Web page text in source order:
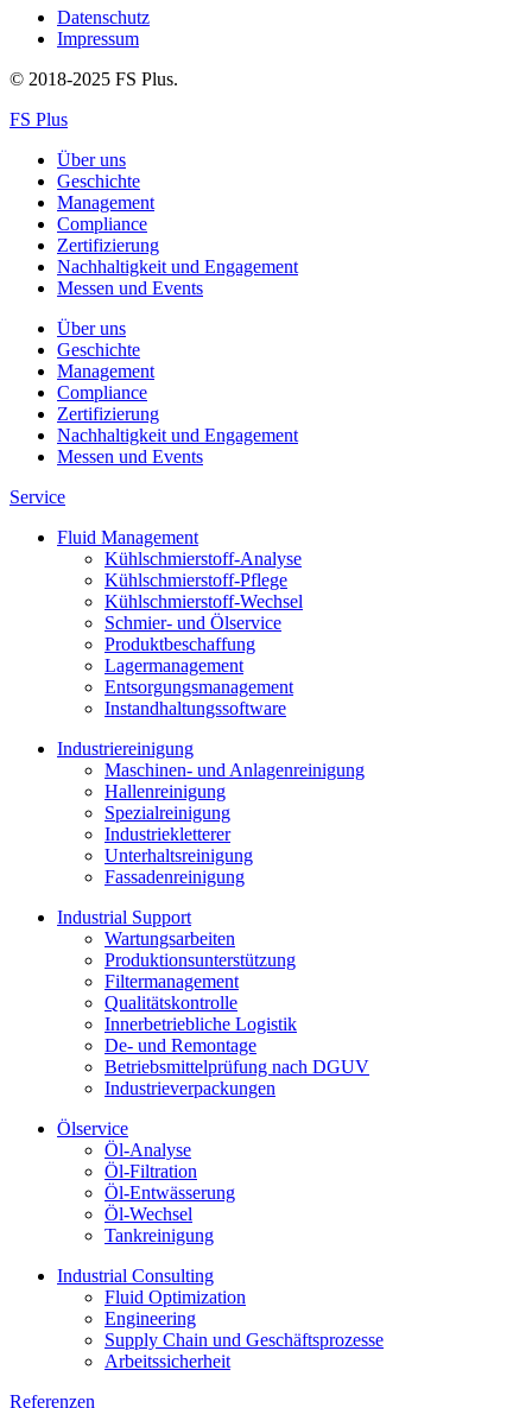
Datenschutz
Impressum
© 2018-2025 FS Plus.
FS Plus
Über uns
Geschichte
Management
Compliance
Zertifizierung
Nachhaltigkeit und Engagement
Messen und Events
Über uns
Geschichte
Management
Compliance
Zertifizierung
Nachhaltigkeit und Engagement
Messen und Events
Service
Fluid Management
Kühlschmierstoff-Analyse
Kühlschmierstoff-Pflege
Kühlschmierstoff-Wechsel
Schmier- und Ölservice
Produktbeschaffung
Lagermanagement
Entsorgungs­management
Instandhaltungs­software
Industriereinigung
Maschinen- und Anlagenreinigung
Hallenreinigung
Spezialreinigung
Industriekletterer
Unterhaltsreinigung
Fassadenreinigung
Industrial Support
Wartungsarbeiten
Produktions­unterstützung
Filtermanagement
Qualitätskontrolle
Innerbetriebliche Logistik
De- und Remontage
Betriebsmittelprüfung nach DGUV
Industrieverpackungen
Ölservice
Öl-Analyse
Öl-Filtration
Öl-Entwässerung
Öl-Wechsel
Tankreinigung
Industrial Consulting
Fluid Optimization
Engineering
Supply Chain und Geschäftsprozesse
Arbeitssicherheit
Referenzen